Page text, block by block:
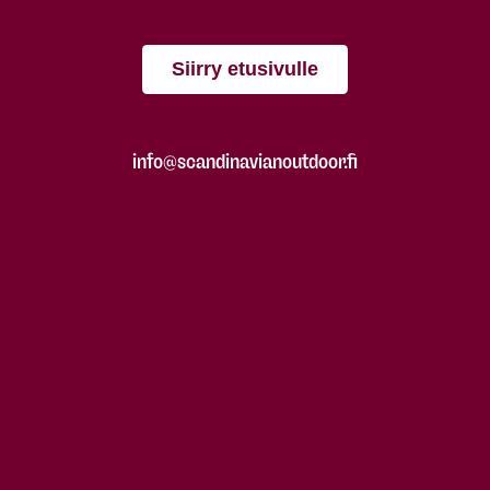
Siirry etusivulle
info@scandinavianoutdoor.fi